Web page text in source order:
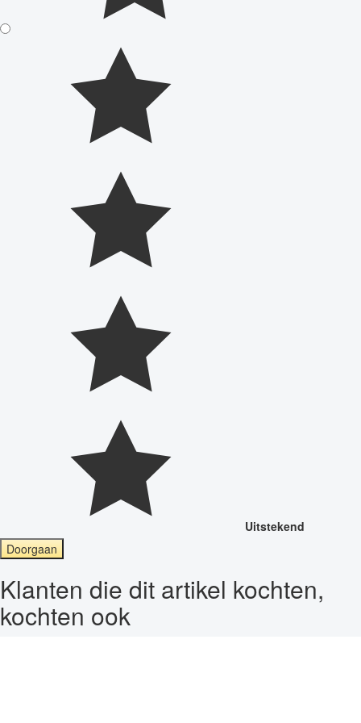
Uitstekend
Doorgaan
Klanten die dit artikel kochten,
kochten ook